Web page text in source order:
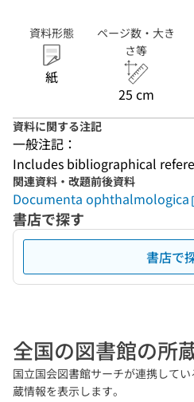
資料形態
紙
ページ数・大き
さ等
25 cm
資料に関する注記
一般注記：
Includes bibliographical
関連資料・改題前後資料
Documenta ophthalmologica
書店で探す
書店で
全国の図書館の所
国立国会図書館サーチが連携して
蔵情報を表示します。